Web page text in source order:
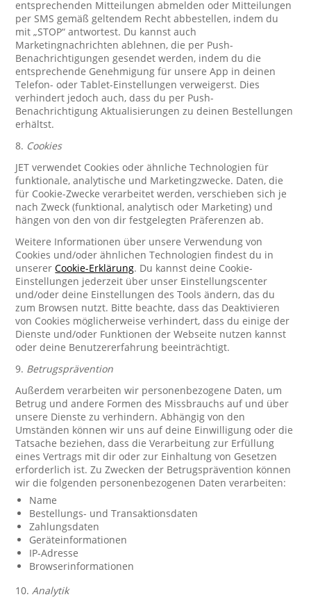
entsprechenden Mitteilungen abmelden oder Mitteilungen
per SMS gemäß geltendem Recht abbestellen, indem du
mit „STOP“ antwortest. Du kannst auch
Marketingnachrichten ablehnen, die per Push-
Benachrichtigungen gesendet werden, indem du die
entsprechende Genehmigung für unsere App in deinen
Telefon- oder Tablet-Einstellungen verweigerst. Dies
verhindert jedoch auch, dass du per Push-
Benachrichtigung Aktualisierungen zu deinen Bestellungen
erhältst.
8. Cookies
JET verwendet Cookies oder ähnliche Technologien für
funktionale, analytische und Marketingzwecke. Daten, die
für Cookie-Zwecke verarbeitet werden, verschieben sich je
nach Zweck (funktional, analytisch oder Marketing) und
hängen von den von dir festgelegten Präferenzen ab.
Weitere Informationen über unsere Verwendung von
Cookies und/oder ähnlichen Technologien findest du in
unsererCookie-Erklärung. Du kannst deine Cookie-
Einstellungen jederzeit über unser Einstellungscenter
und/oder deine Einstellungen des Tools ändern, das du
zum Browsen nutzt. Bitte beachte, dass das Deaktivieren
von Cookies möglicherweise verhindert, dass du einige der
Dienste und/oder Funktionen der Webseite nutzen kannst
oder deine Benutzererfahrung beeinträchtigt.
9. Betrugsprävention
Außerdem verarbeiten wir personenbezogene Daten, um
Betrug und andere Formen des Missbrauchs auf und über
unsere Dienste zu verhindern. Abhängig von den
Umständen können wir uns auf deine Einwilligung oder die
Tatsache beziehen, dass die Verarbeitung zur Erfüllung
eines Vertrags mit dir oder zur Einhaltung von Gesetzen
erforderlich ist. Zu Zwecken der Betrugsprävention können
wir die folgenden personenbezogenen Daten verarbeiten:
Name
Bestellungs- und Transaktionsdaten
Zahlungsdaten
Geräteinformationen
IP-Adresse
Browserinformationen
10.Analytik